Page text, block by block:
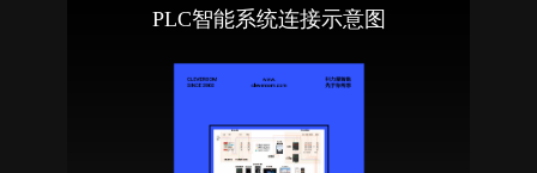
PLC智能系统连接示意图